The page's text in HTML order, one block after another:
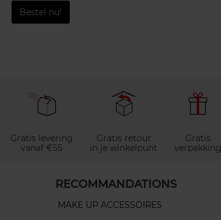
Bestel nu!
Gratis levering
vanaf €55
Gratis retour
in je winkelpunt
Gratis
verpakking
RECOMMANDATIONS
MAKE UP ACCESSOIRES